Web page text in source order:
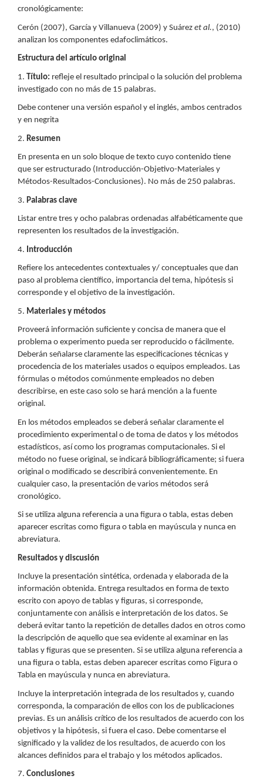
cronológicamente:
Cerón (2007), García y Villanueva (2009) y Suárez et al., (2010)
analizan los componentes edafoclimáticos.
Estructura del artículo original
1. Título: refleje el resultado principal o la solución del problema
investigado con no más de 15 palabras.
Debe contener una versión español y el inglés, ambos centrados
y en negrita
2. Resumen
En presenta en un solo bloque de texto cuyo contenido tiene
que ser estructurado (Introducción-Objetivo-Materiales y
Métodos-Resultados-Conclusiones). No más de 250 palabras.
3. Palabras clave
Listar entre tres y ocho palabras ordenadas alfabéticamente que
representen los resultados de la investigación.
4. Introducción
Refiere los antecedentes contextuales y/ conceptuales que dan
paso al problema científico, importancia del tema, hipótesis si
corresponde y el objetivo de la investigación.
5. Materiales y métodos
Proveerá información suficiente y concisa de manera que el
problema o experimento pueda ser reproducido o fácilmente.
Deberán señalarse claramente las especificaciones técnicas y
procedencia de los materiales usados o equipos empleados. Las
fórmulas o métodos comúnmente empleados no deben
describirse, en este caso solo se hará mención a la fuente
original.
En los métodos empleados se deberá señalar claramente el
procedimiento experimental o de toma de datos y los métodos
estadísticos, así como los programas computacionales. Si el
método no fuese original, se indicará bibliográficamente; si fuera
original o modificado se describirá convenientemente. En
cualquier caso, la presentación de varios métodos será
cronológico.
Si se utiliza alguna referencia a una figura o tabla, estas deben
aparecer escritas como figura o tabla en mayúscula y nunca en
abreviatura.
Resultados y discusión
Incluye la presentación sintética, ordenada y elaborada de la
información obtenida. Entrega resultados en forma de texto
escrito con apoyo de tablas y figuras, si corresponde,
conjuntamente con análisis e interpretación de los datos. Se
deberá evitar tanto la repetición de detalles dados en otros como
la descripción de aquello que sea evidente al examinar en las
tablas y figuras que se presenten. Si se utiliza alguna referencia a
una figura o tabla, estas deben aparecer escritas como Figura o
Tabla en mayúscula y nunca en abreviatura.
Incluye la interpretación integrada de los resultados y, cuando
corresponda, la comparación de ellos con los de publicaciones
previas. Es un análisis crítico de los resultados de acuerdo con los
objetivos y la hipótesis, si fuera el caso. Debe comentarse el
significado y la validez de los resultados, de acuerdo con los
alcances definidos para el trabajo y los métodos aplicados.
7. Conclusiones